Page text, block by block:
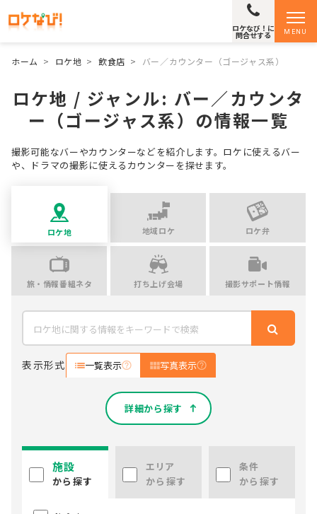
MENU
ロケなび！に
問合せする
ホーム > ロケ地 > 飲食店 > バー／カウンター（ゴージャス系）
ロケ地 / ジャンル: バー／カウンタ
ー（ゴージャス系） の情報一覧
撮影可能なバーやカウンターなどを紹介します。ロケに使えるバー
や、ドラマの撮影に使えるカウンターを探せます。
ロケ地 地域ロケ ロケ弁
旅・情報番組ネタ 打ち上げ会場 撮影サポート情報
表示形式 一覧表示 写真表示
詳細から探す
施設
から探す
エリア
から探す
条件
から探す